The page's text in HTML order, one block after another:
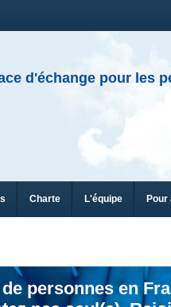
d'échange pour les
Charte L'équipe Pour
personnes en